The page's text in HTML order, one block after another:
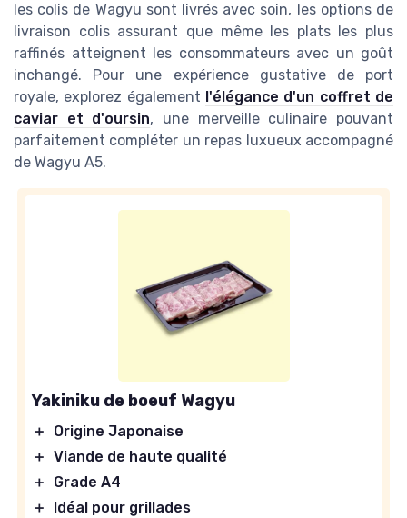
les colis de Wagyu sont livrés avec soin, les options de
livraison colis assurant que même les plats les plus
raffinés atteignent les consommateurs avec un goût
inchangé. Pour une expérience gustative de port
royale, explorez également l'élégance d'un coffret de
caviar et d'oursin, une merveille culinaire pouvant
parfaitement compléter un repas luxueux accompagné
de Wagyu A5.
Yakiniku de boeuf Wagyu
＋
Origine Japonaise
＋ Viande de haute qualité
＋
Grade A4
＋
Idéal pour grillades